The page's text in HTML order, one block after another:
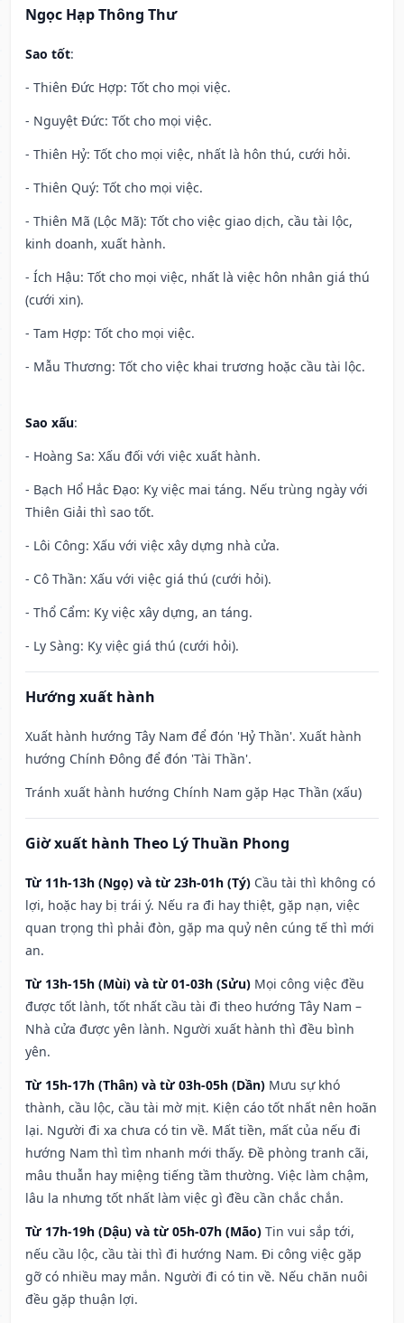
Ngọc Hạp Thông Thư
Sao tốt:
- Thiên Đức Hợp: Tốt cho mọi việc.
- Nguyệt Đức: Tốt cho mọi việc.
- Thiên Hỷ: Tốt cho mọi việc, nhất là hôn thú, cưới hỏi.
- Thiên Quý: Tốt cho mọi việc.
- Thiên Mã (Lộc Mã): Tốt cho việc giao dịch, cầu tài lộc,
kinh doanh, xuất hành.
- Ích Hậu: Tốt cho mọi việc, nhất là việc hôn nhân giá thú
(cưới xin).
- Tam Hợp: Tốt cho mọi việc.
- Mẫu Thương: Tốt cho việc khai trương hoặc cầu tài lộc.
Sao xấu:
- Hoàng Sa: Xấu đối với việc xuất hành.
- Bạch Hổ Hắc Đạo: Kỵ việc mai táng. Nếu trùng ngày với
Thiên Giải thì sao tốt.
- Lôi Công: Xấu với việc xây dựng nhà cửa.
- Cô Thần: Xấu với việc giá thú (cưới hỏi).
- Thổ Cẩm: Kỵ việc xây dựng, an táng.
- Ly Sàng: Kỵ việc giá thú (cưới hỏi).
Hướng xuất hành
Xuất hành hướng Tây Nam để đón 'Hỷ Thần'. Xuất hành
hướng Chính Đông để đón 'Tài Thần'.
Tránh xuất hành hướng Chính Nam gặp Hạc Thần (xấu)
Giờ xuất hành Theo Lý Thuần Phong
Từ 11h-13h (Ngọ) và từ 23h-01h (Tý) Cầu tài thì không có
lợi, hoặc hay bị trái ý. Nếu ra đi hay thiệt, gặp nạn, việc
quan trọng thì phải đòn, gặp ma quỷ nên cúng tế thì mới
an.
Từ 13h-15h (Mùi) và từ 01-03h (Sửu) Mọi công việc đều
được tốt lành, tốt nhất cầu tài đi theo hướng Tây Nam –
Nhà cửa được yên lành. Người xuất hành thì đều bình
yên.
Từ 15h-17h (Thân) và từ 03h-05h (Dần) Mưu sự khó
thành, cầu lộc, cầu tài mờ mịt. Kiện cáo tốt nhất nên hoãn
lại. Người đi xa chưa có tin về. Mất tiền, mất của nếu đi
hướng Nam thì tìm nhanh mới thấy. Đề phòng tranh cãi,
mâu thuẫn hay miệng tiếng tầm thường. Việc làm chậm,
lâu la nhưng tốt nhất làm việc gì đều cần chắc chắn.
Từ 17h-19h (Dậu) và từ 05h-07h (Mão) Tin vui sắp tới,
nếu cầu lộc, cầu tài thì đi hướng Nam. Đi công việc gặp
gỡ có nhiều may mắn. Người đi có tin về. Nếu chăn nuôi
đều gặp thuận lợi.